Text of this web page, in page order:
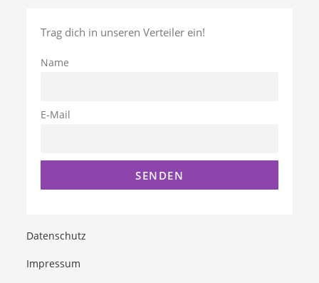
Trag dich in unseren Verteiler ein!
Name
E-Mail
Datenschutz
Impressum